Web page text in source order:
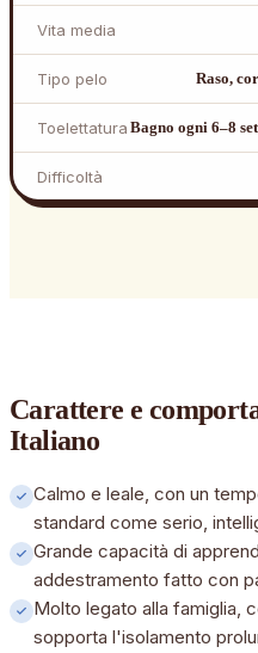
Vita media
Tipo pelo Raso,
Toelettatura Bagno ogni 6–8
Difficoltà
Carattere e
Italiano
Calmo e leale, con un
standard come serio,
Grande capacità di
addestramento fatto con
Molto legato alla famiglia,
sopporta l'isolamento